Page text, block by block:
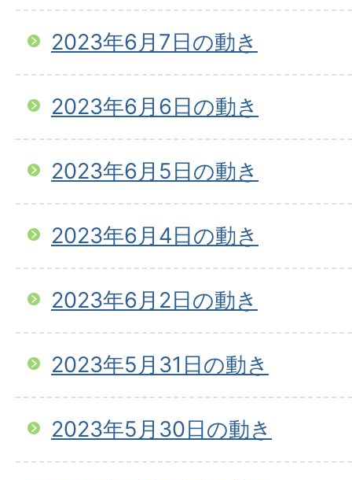
2023年6月7日の動き
2023年6月6日の動き
2023年6月5日の動き
2023年6月4日の動き
2023年6月2日の動き
2023年5月31日の動き
2023年5月30日の動き